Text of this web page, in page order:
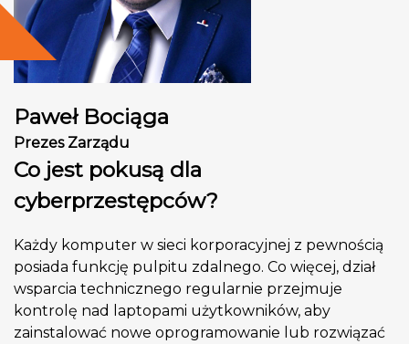
Paweł Bociąga
Prezes Zarządu
Co jest pokusą dla
cyberprzestępców?
Każdy komputer w sieci korporacyjnej z pewnością
posiada funkcję pulpitu zdalnego. Co więcej, dział
wsparcia technicznego regularnie przejmuje
kontrolę nad laptopami użytkowników, aby
zainstalować nowe oprogramowanie lub rozwiązać